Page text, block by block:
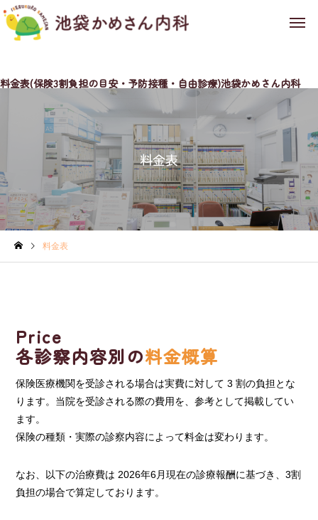
料金表(保険3割負担の目安・予防接種・自由診療)池袋かめさん内科
料金表
料金表
Price
各診察内容別の料金概算
保険医療機関を受診される場合は実費に対して 3 割の負担とな
ります。当院を受診される際の費用を、参考として掲載してい
ます。
保険の種類・実際の診察内容によって料金は変わります。
なお、以下の治療費は 2026年6月現在の診療報酬に基づき、3割
負担の場合で算定しております。